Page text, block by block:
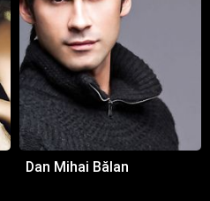
Dan Mihai Bălan